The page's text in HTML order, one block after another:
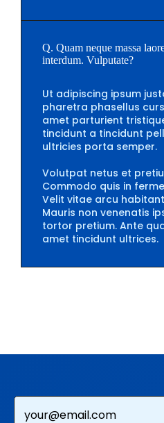
Q. Quam neque massa
interdum. Vulputate?
Ut adipiscing ipsum
pharetra phasellus
amet parturient
tincidunt a tincidunt
ultricies porta semper.
Volutpat netus et
Commodo quis in
Velit vitae arcu
Mauris non venenatis
tortor pretium. Ante
amet tincidunt ultrices.
Email